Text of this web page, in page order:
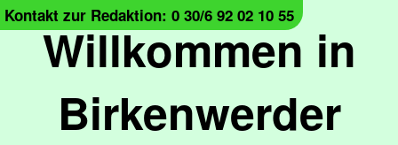
Willkommen in
Birkenwerder
Kontakt zur Redaktion: 0 30/6 92 02 10 55